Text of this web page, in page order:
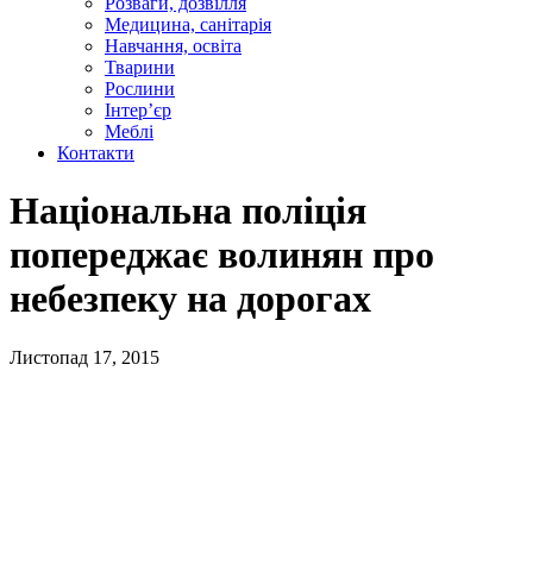
Медицина, санітарія
Навчання, освіта
Тварини
Рослини
Інтер’єр
Меблі
Контакти
Національна поліція
попереджає волинян про
небезпеку на дорогах
Листопад 17, 2015